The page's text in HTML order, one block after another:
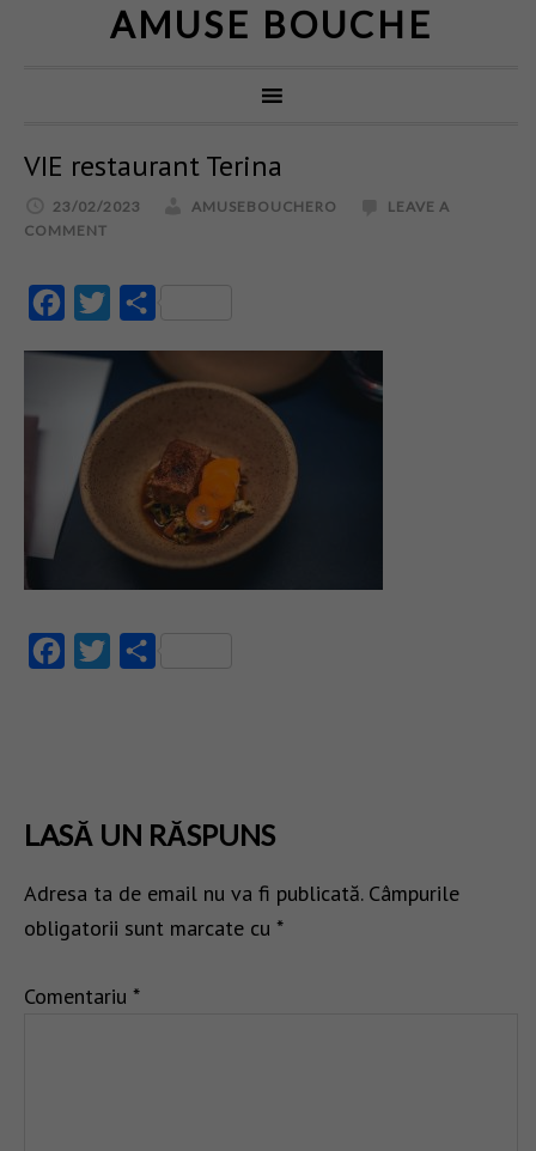
AMUSE BOUCHE
VIE restaurant Terina
23/02/2023 AMUSEBOUCHERO
LEAVE A
COMMENT
FacebookTwitter
FacebookTwitter
LASĂ UN RĂSPUNS
Adresa ta de email nu va fi publicată. Câmpurile
obligatorii sunt marcate cu *
Comentariu *